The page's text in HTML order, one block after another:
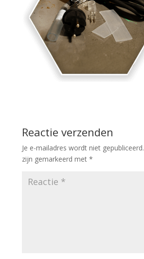
Reactie verzenden
Je e-mailadres wordt niet gepubliceerd.
zijn gemarkeerd met *